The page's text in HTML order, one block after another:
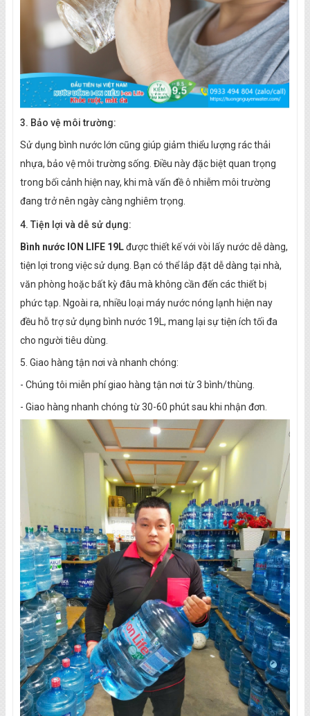
3. Bảo vệ môi trường:
Sử dụng bình nước lớn cũng giúp giảm thiểu lượng rác thải
nhựa, bảo vệ môi trường sống. Điều này đặc biệt quan trọng
trong bối cảnh hiện nay, khi mà vấn đề ô nhiễm môi trường
đang trở nên ngày càng nghiêm trọng.
4. Tiện lợi và dễ sử dụng:
Bình nước ION LIFE 19Lđược thiết kế với vòi lấy nước dễ dàng,
tiện lợi trong việc sử dụng. Bạn có thể lắp đặt dễ dàng tại nhà,
văn phòng hoặc bất kỳ đâu mà không cần đến các thiết bị
phức tạp. Ngoài ra, nhiều loại máy nước nóng lạnh hiện nay
đều hỗ trợ sử dụng bình nước 19L, mang lại sự tiện ích tối đa
cho người tiêu dùng.
5. Giao hàng tận nơi và nhanh chóng:
- Chúng tôi miễn phí giao hàng tận nơi từ 3 bình/thùng.
- Giao hàng nhanh chóng từ 30-60 phút sau khi nhận đơn.